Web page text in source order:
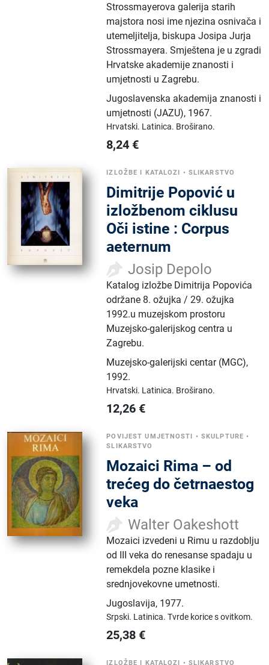
Strossmayerova galerija starih
majstora nosi ime njezina osnivača i
utemeljitelja, biskupa Josipa Jurja
Strossmayera. Smještena je u zgradi
Hrvatske akademije znanosti i
umjetnosti u Zagrebu.
Jugoslavenska akademija znanosti i
umjetnosti (JAZU), 1967.
Hrvatski. Latinica. Broširano.
8,24 €
IZLOŽBE I KATALOZI • SLIKARSTVO
Dimitrije Popović u
izložbenom ciklusu
Oči istine : Corpus
aeternum
Josip Depolo
Katalog izložbe Dimitrija Popovića
održane 8. ožujka / 29. ožujka
1992.u muzejskom prostoru
Muzejsko-galerijskog centra u
Zagrebu.
Muzejsko-galerijski centar (MGC),
1992.
Hrvatski. Latinica. Broširano.
12,26 €
POVIJEST UMJETNOSTI • SKULPTURE •
SLIKARSTVO
Mozaici Rima – od
trećeg do četrnaestog
veka
Walter Oakeshott
Mozaici izvedeni u Rimu u razdoblju
od III veka do renesanse spadaju u
remekdela pozne klasike i
srednjovekovne umetnosti.
Jugoslavija, 1977.
Srpski. Latinica.Tvrde korice s ovitkom.
25,38 €
IZLOŽBE I KATALOZI • SLIKARSTVO